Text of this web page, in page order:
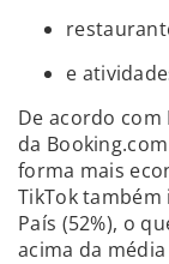
e
De acordo com
da
forma mais
TikTok
País (52%), o
acima da